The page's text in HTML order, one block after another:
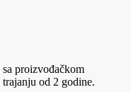
proizvođačkom
od 2 godine.